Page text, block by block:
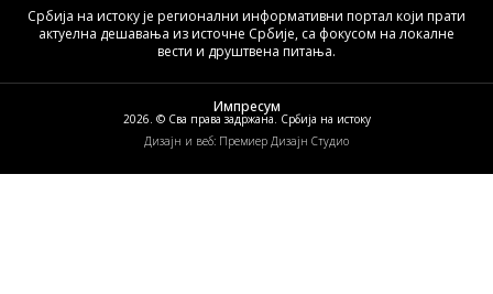
Србија на истоку је регионални информативни портал који прати
актуелна дешавања из источне Србије, са фокусом на локалне
вести и друштвена питања.
2026. © Сва права задржана. Србија на истоку
Импресум
Дизајн и веб: Премиер Дизајн Студио